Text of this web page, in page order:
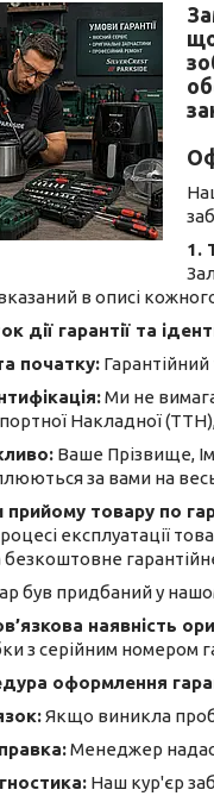
1.
вказаний в описі
дії гарантії та
початку:
Ми не
Накладної
Ваше Прізвище,
за вами на весь
товару по
експлуатації
безкоштовне
був придбаний у
наявність
з серійним номером
оформлення
Якщо виникла
Менеджер
Наш кур'єр